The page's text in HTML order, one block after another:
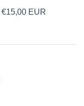
€15,00 EUR